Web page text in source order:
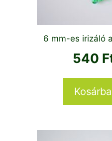
6 mm-es irizáló
540